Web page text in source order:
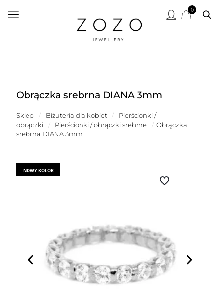
0
Obrączka srebrna DIANA 3mm
Sklep / Biżuteria dla kobiet /
Pierścionki /
obrączki
/ Pierścionki / obrączki srebrne / Obrączka
srebrna DIANA 3mm
NOWY KOLOR